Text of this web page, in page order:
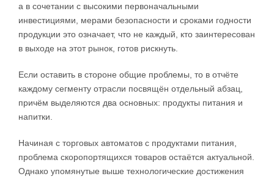
а в сочетании с высокими первоначальными
инвестициями, мерами безопасности и сроками годности
продукции это означает, что не каждый, кто заинтересован
в выходе на этот рынок, готов рискнуть.
Если оставить в стороне общие проблемы, то в отчёте
каждому сегменту отрасли посвящён отдельный абзац,
причём выделяются два основных: продукты питания и
напитки.
Начиная с торговых автоматов с продуктами питания,
проблема скоропортящихся товаров остаётся актуальной.
Однако упомянутые выше технологические достижения